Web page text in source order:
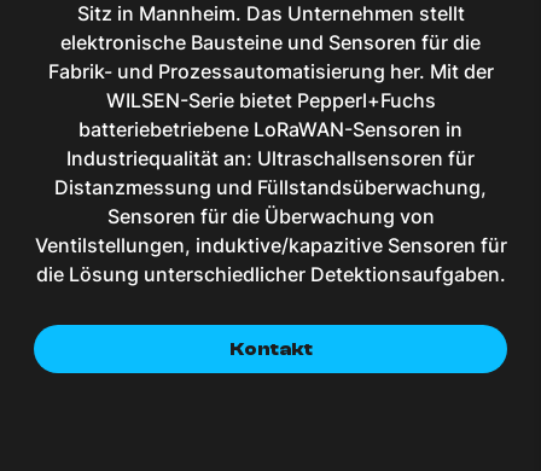
Sitz in Mannheim. Das Unternehmen stellt
elektronische Bausteine und Sensoren für die
Fabrik- und Prozessautomatisierung her. Mit der
WILSEN-Serie bietet Pepperl+Fuchs
batteriebetriebene LoRaWAN-Sensoren in
Industriequalität an: Ultraschallsensoren für
Distanzmessung und Füllstandsüberwachung,
Sensoren für die Überwachung von
Ventilstellungen, induktive/kapazitive Sensoren für
die Lösung unterschiedlicher Detektionsaufgaben.
Kontakt